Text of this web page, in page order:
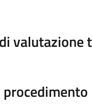
valutazione